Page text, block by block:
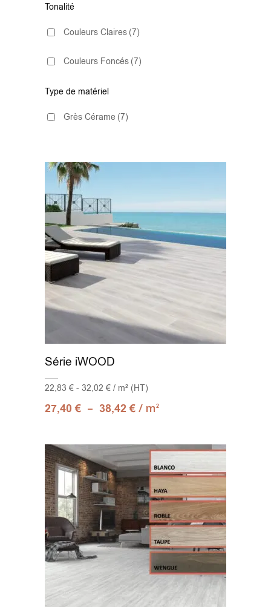
Tonalité
Couleurs Claires (7)
Couleurs Foncés (7)
Type de matériel
Grès Cérame (7)
Série iWOOD
22,83 € - 32,02 € / m² (HT)
27,40€ – 38,42€ / m2